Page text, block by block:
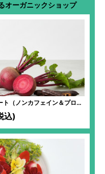
オーガニックショップ
（ノンカフェイン＆プロテ
ツ】
込)